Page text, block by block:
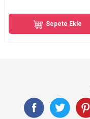
Sepete Ekle